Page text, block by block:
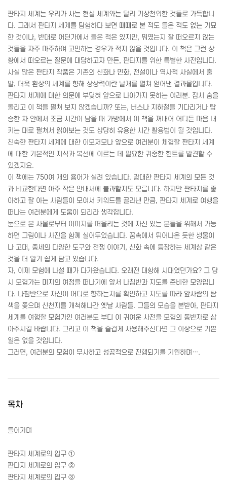
판타지 세계는 우리가 사는 현실 세계와는 달리 기상천외한 것들로 가득합니
다. 그래서 판타지 세계를 탐험하다 보면 때때로 본 적도 들은 적도 없는 기묘
한 것이나, 반대로 어딘가에서 들은 적은 있지만, 뭐였는지 잘 떠오르지 않는
것들을 자주 마주하여 고민하는 경우가 적지 않을 것입니다. 이 책은 그런 상
황에서 떠오르는 질문에 대답하고자 만든, 판타지를 위한 특별한 사전입니다.
사실 많은 판타지 작품은 기존의 신화나 민화, 전설이나 역사적 사실에서 출
발, 더욱 환상의 세계를 향해 상상력이란 날개를 펼쳐 얻어낸 결과물입니다.
판타지 세계에 대한 의문에 부딪혀 앞으로 나아가지 못하는 여러분. 잠시 숨을
돌리고 이 책을 펼쳐 보지 않겠습니까? 또는, 버스나 지하철을 기다리거나 탑
승한 차 안에서 조금 시간이 남을 때 가방에서 이 책을 꺼내어 어디든 마음 내
키는 대로 펼쳐서 읽어보는 것도 상당히 유용한 시간 활용법이 될 것입니다.
친숙한 판타지 세계에 대한 이모저모나 앞으로 여러분이 체험할 판타지 세계
에 대한 기본적인 지식과 복선에 이르는 데 필요한 귀중한 힌트를 발견할 수
있겠지요.
이 책에는 750여 개의 용어가 실려 있습니다. 광대한 판타지 세계의 모든 것
과 비교한다면 아주 작은 안내서에 불과할지도 모릅니다. 하지만 판타지를 좋
아하고 잘 아는 사람들이 모여서 키워드를 골라낸 만큼, 판타지 세계로 여행을
떠나는 여러분에게 도움이 되리라 생각합니다.
눈으로 본 사물로부터 이미지를 떠올리는 것에 자신 있는 분들을 위해서 가능
하면 그림이나 사진을 함께 실어두었습니다. 꿈속에서 튀어나온 듯한 생물이
나 고대, 중세의 다양한 도구와 전쟁 이야기, 신화 속에 등장하는 세계상 같은
것을 더 알기 쉽게 담고 있습니다.
자, 이제 모험에 나설 때가 다가왔습니다. 오래전 대항해 시대였던가요? 그 당
시 모험가는 미지의 여정을 떠나기에 앞서 나침반과 지도를 준비한 모양입니
다. 나침반으로 자신이 어디로 향하는지를 확인하고 지도를 따라 앞사람의 탐
색을 쫓으며 신천지를 개척해나간 옛날 사람들. 그들의 모습을 본받아, 판타지
세계를 여행할 모험가인 여러분도 부디 이 귀여운 사전을 모험의 동반자로 삼
아주시길 바랍니다. 그리고 이 책을 즐겁게 사용해주신다면 그 이상으로 기쁜
일은 없을 것입니다.
그러면, 여러분의 모험이 무사하고 성공적으로 진행되기를 기원하며….
목차
들어가며
판타지 세계로의 입구 ①
판타지 세계로의 입구 ②
판타지 세계로의 입구 ③